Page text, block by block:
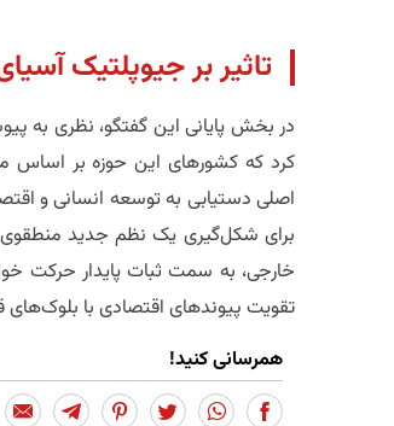
​تاثیر بر جیوپلتیک
در بخش پایانی این گفتگو، نظری به
کرد که کشورهای این حوزه بر اساس
اصلی دستیابی به توسعه انسانی و
برای شکل‌گیری یک نظم جدید
خارجی، به سمت ثبات پایدار حرکت
تقویت پیوندهای اقتصادی با
همرسانی کنید!